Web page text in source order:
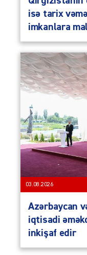
isə tarix
imkanlara
03.08.2026
Azərbaycan
iqtisadi
inkişaf edir